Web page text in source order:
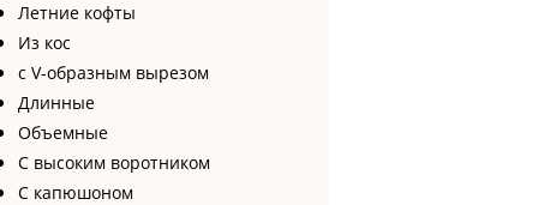
Летние кофты
Из кос
с V-образным вырезом
Длинные
Объемные
С высоким воротником
С капюшоном